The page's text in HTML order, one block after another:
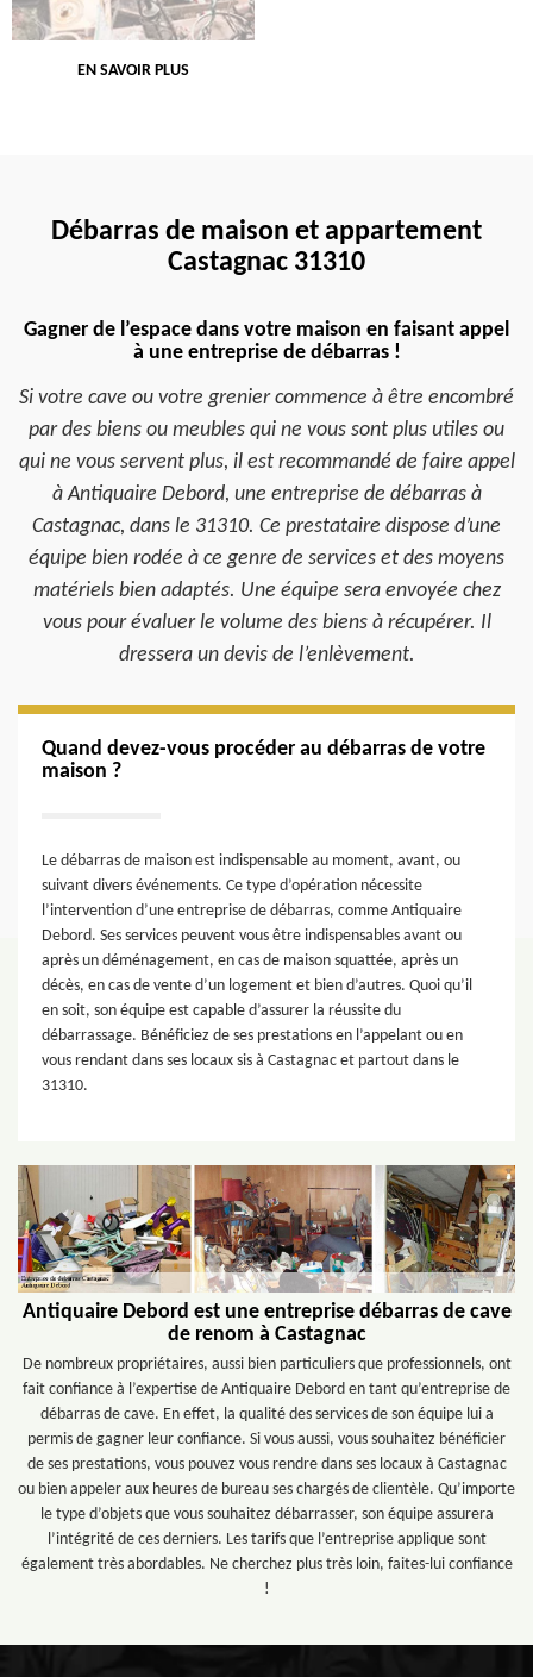
EN SAVOIR PLUS
Débarras de maison et appartement
Castagnac 31310
Gagner de l’espace dans votre maison en faisant appel
à une entreprise de débarras !
Si votre cave ou votre grenier commence à être encombré
par des biens ou meubles qui ne vous sont plus utiles ou
qui ne vous servent plus, il est recommandé de faire appel
à Antiquaire Debord, une entreprise de débarras à
Castagnac, dans le 31310. Ce prestataire dispose d’une
équipe bien rodée à ce genre de services et des moyens
matériels bien adaptés. Une équipe sera envoyée chez
vous pour évaluer le volume des biens à récupérer. Il
dressera un devis de l’enlèvement.
Quand devez-vous procéder au débarras de votre
maison ?
Le débarras de maison est indispensable au moment, avant, ou
suivant divers événements. Ce type d’opération nécessite
l’intervention d’une entreprise de débarras, comme Antiquaire
Debord. Ses services peuvent vous être indispensables avant ou
après un déménagement, en cas de maison squattée, après un
décès, en cas de vente d’un logement et bien d’autres. Quoi qu’il
en soit, son équipe est capable d’assurer la réussite du
débarrassage. Bénéficiez de ses prestations en l’appelant ou en
vous rendant dans ses locaux sis à Castagnac et partout dans le
31310.
Antiquaire Debord est une entreprise débarras de cave
de renom à Castagnac
De nombreux propriétaires, aussi bien particuliers que professionnels, ont
fait confiance à l’expertise de Antiquaire Debord en tant qu’entreprise de
débarras de cave. En effet, la qualité des services de son équipe lui a
permis de gagner leur confiance. Si vous aussi, vous souhaitez bénéficier
de ses prestations, vous pouvez vous rendre dans ses locaux à Castagnac
ou bien appeler aux heures de bureau ses chargés de clientèle. Qu’importe
le type d’objets que vous souhaitez débarrasser, son équipe assurera
l’intégrité de ces derniers. Les tarifs que l’entreprise applique sont
également très abordables. Ne cherchez plus très loin, faites-lui confiance
!